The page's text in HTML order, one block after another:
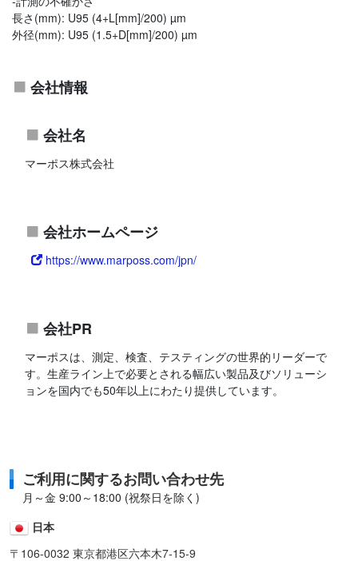
長さ(mm): U95 (4+L[mm]/200) µm
外径(mm): U95 (1.5+D[mm]/200) µm
会社情報
会社名
マーポス株式会社
会社ホームページ
https://www.marposs.com/jpn/
会社PR
マーポスは、測定、検査、テスティングの世界的リーダーで
す。生産ライン上で必要とされる幅広い製品及びソリューシ
ョンを国内でも50年以上にわたり提供しています。
ご利用に関するお問い合わせ先
月～金 9:00～18:00 (祝祭日を除く)
日本
〒106-0032 東京都港区六本木7-15-9